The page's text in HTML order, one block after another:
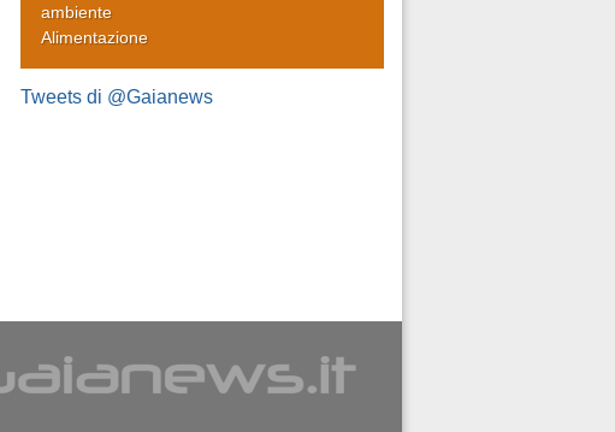
ambiente
Alimentazione
Tweets di @Gaianews